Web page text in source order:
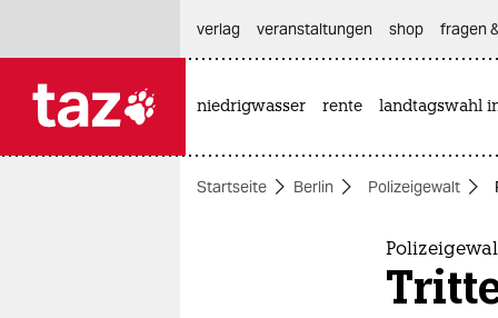
themen
verlag
veranstaltungen shop fragen
niedrigwasser rente landtagswahl
Startseite Berlin Polizeigewalt